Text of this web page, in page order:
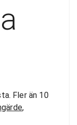
Fler än 10
,